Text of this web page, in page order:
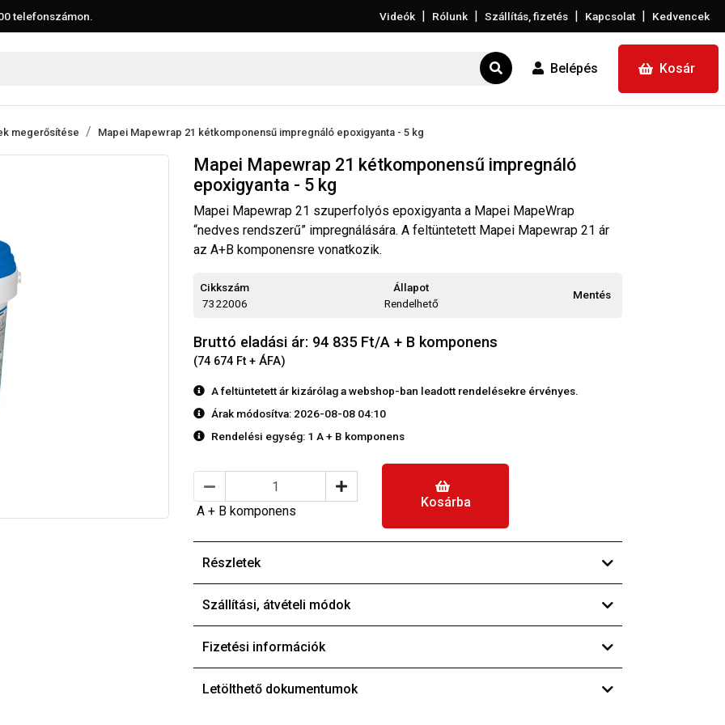
telefonszámon. Videók | Rólunk | Szállítás, fizetés | Kapcsolat | Kedvencek
Belépés Kosár
megerősítése Mapei Mapewrap 21 kétkomponensű impregnáló epoxigyanta - 5 kg
Mapei Mapewrap 21 kétkomponensű impregnáló
epoxigyanta - 5 kg
Mapei Mapewrap 21 szuperfolyós epoxigyanta a Mapei MapeWrap
“nedves rendszerű” impregnálására. A feltüntetett Mapei Mapewrap 21 ár
az A+B komponensre vonatkozik.
Cikkszám
7322006
Állapot
Rendelhető
Mentés
Bruttó eladási ár: 94 835Ft/A + B komponens
(74 674 Ft + ÁFA)
A feltüntetett ár kizárólag a webshop-ban leadott rendelésekre érvényes.
Árak módosítva: 2026-08-08 04:10
Rendelési egység: 1 A + B komponens
A + B komponens
Kosárba
Részletek
Szállítási, átvételi módok
Fizetési információk
Letölthető dokumentumok